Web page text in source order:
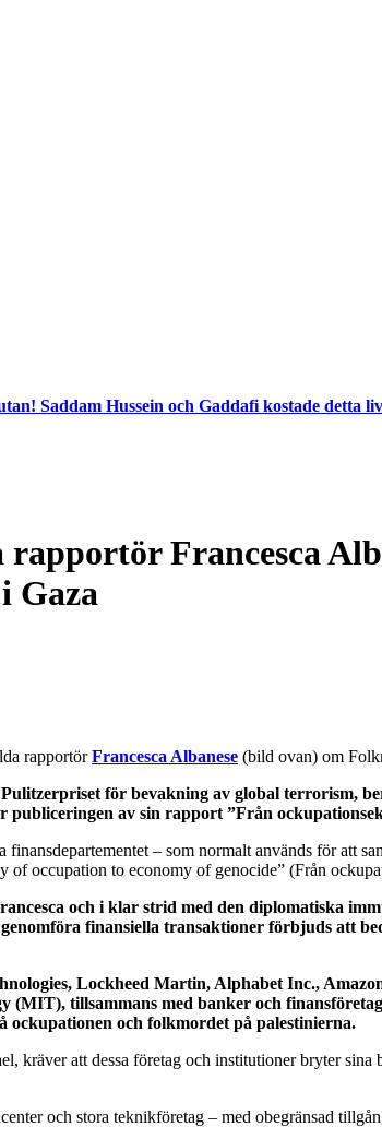
Saddam Hussein och Gaddafi kostade detta
Francesca
Gaza
rapportörFrancesca Albanese (bild ovan) om
för bevakning av global terrorism,
publiceringen av sin rapport ”Från
– som normalt används för att
of occupation to economy of genocide” (Från
och i klar strid med den diplomatiska
finansiella transaktioner förbjuds att
Lockheed Martin, Alphabet Inc.,
tillsammans med banker och
och folkmordet på palestinierna.
kräver att dessa företag och institutioner bryter
och stora teknikföretag – med obegränsad